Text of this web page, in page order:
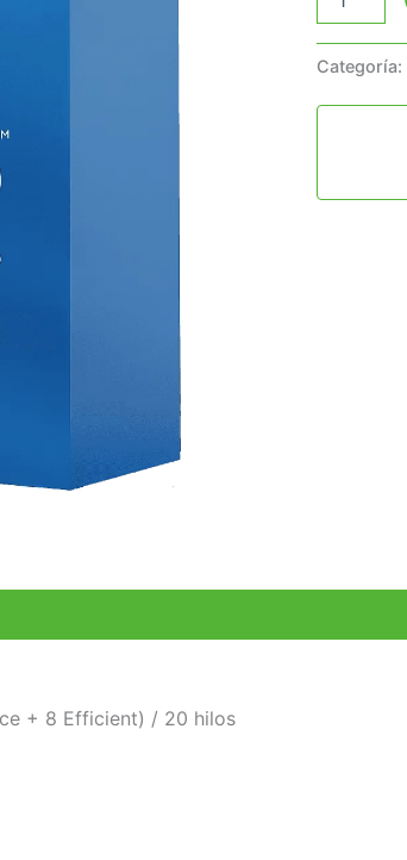
Categoría:
+ 8 Efficient) / 20 hilos